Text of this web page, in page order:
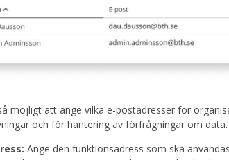
möjligt att ange vilka e-postadresser för
och för hantering av förfrågningar om data.
Ange den funktionsadress som ska